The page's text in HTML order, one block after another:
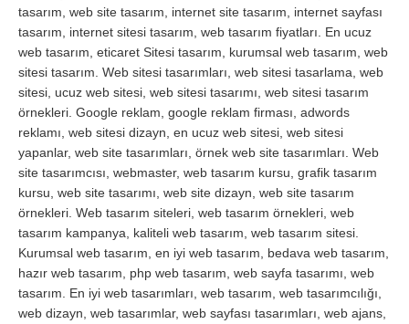
tasarım, web site tasarım, internet site tasarım, internet sayfası
tasarım, internet sitesi tasarım, web tasarım fiyatları. En ucuz
web tasarım, eticaret Sitesi tasarım, kurumsal web tasarım, web
sitesi tasarım. Web sitesi tasarımları, web sitesi tasarlama, web
sitesi, ucuz web sitesi, web sitesi tasarımı, web sitesi tasarım
örnekleri. Google reklam, google reklam firması, adwords
reklamı, web sitesi dizayn, en ucuz web sitesi, web sitesi
yapanlar, web site tasarımları, örnek web site tasarımları. Web
site tasarımcısı, webmaster, web tasarım kursu, grafik tasarım
kursu, web site tasarımı, web site dizayn, web site tasarım
örnekleri. Web tasarım siteleri, web tasarım örnekleri, web
tasarım kampanya, kaliteli web tasarım, web tasarım sitesi.
Kurumsal web tasarım, en iyi web tasarım, bedava web tasarım,
hazır web tasarım, php web tasarım, web sayfa tasarımı, web
tasarım. En iyi web tasarımları, web tasarım, web tasarımcılığı,
web dizayn, web tasarımlar, web sayfası tasarımları, web ajans,